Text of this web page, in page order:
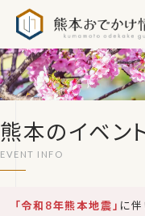
熊本のイベン
「令和8年熊本地震」 に伴